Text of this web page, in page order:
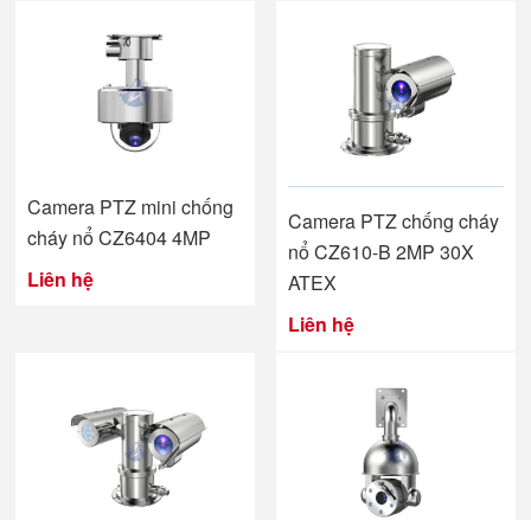
Camera PTZ mini chống
cháy nổ CZ6404 4MP
Liên hệ
Camera PTZ chống cháy
nổ CZ610-B 2MP 30X
ATEX
Liên hệ